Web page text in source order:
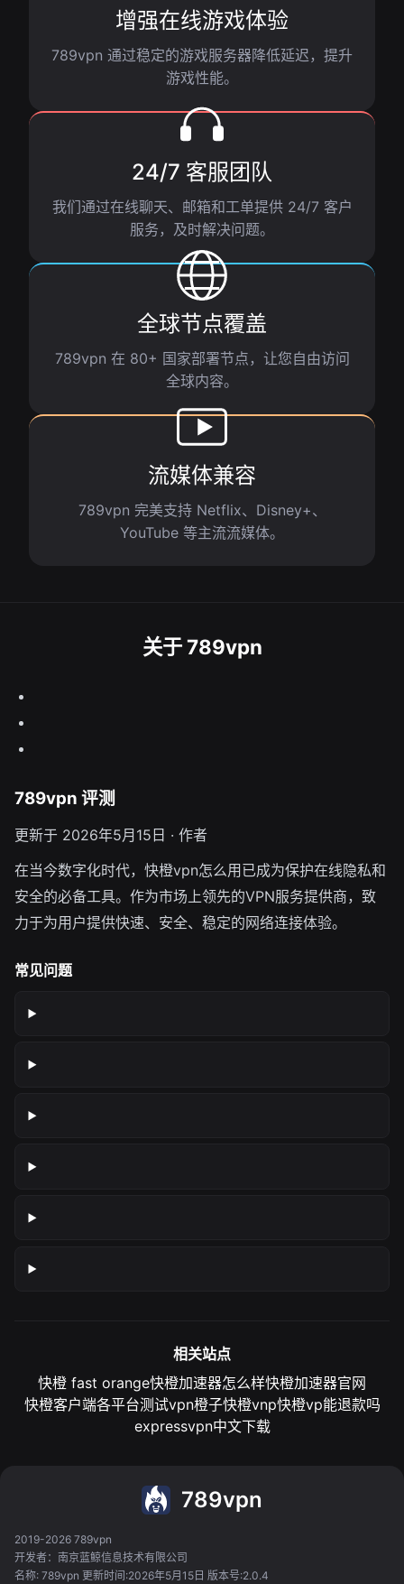
增强在线游戏体验
789vpn 通过稳定的游戏服务器降低延迟，提升
游戏性能。
24/7 客服团队
我们通过在线聊天、邮箱和工单提供 24/7 客户
服务，及时解决问题。
全球节点覆盖
789vpn 在 80+ 国家部署节点，让您自由访问
全球内容。
流媒体兼容
789vpn 完美支持 Netflix、Disney+、
YouTube 等主流流媒体。
关于 789vpn
789vpn 评测
更新于 2026年5月15日 · 作者
在当今数字化时代，快橙vpn怎么用已成为保护在线隐私和
安全的必备工具。作为市场上领先的VPN服务提供商，致
力于为用户提供快速、安全、稳定的网络连接体验。
常见问题
相关站点
快橙 fast orange快橙加速器怎么样快橙加速器官网
快橙客户端各平台测试vpn橙子快橙vnp快橙vp能退款吗
expressvpn中文下载
789vpn
2019-2026 789vpn
开发者：南京蓝鲸信息技术有限公司
名称: 789vpn 更新时间:2026年5月15日 版本号:2.0.4